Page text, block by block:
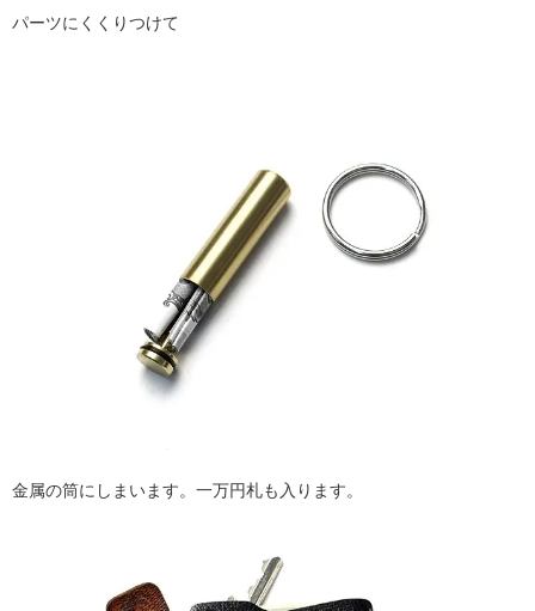
パーツにくくりつけて
金属の筒にしまいます。一万円札も入ります。